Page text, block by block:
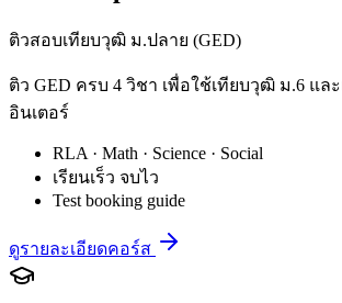
ติวสอบเทียบวุฒิ ม.ปลาย (GED)
ติว GED ครบ 4 วิชา เพื่อใช้เทียบวุฒิ ม.6 แล
อินเตอร์
RLA · Math · Science · Social
เรียนเร็ว จบไว
Test booking guide
ดูรายละเอียดคอร์ส